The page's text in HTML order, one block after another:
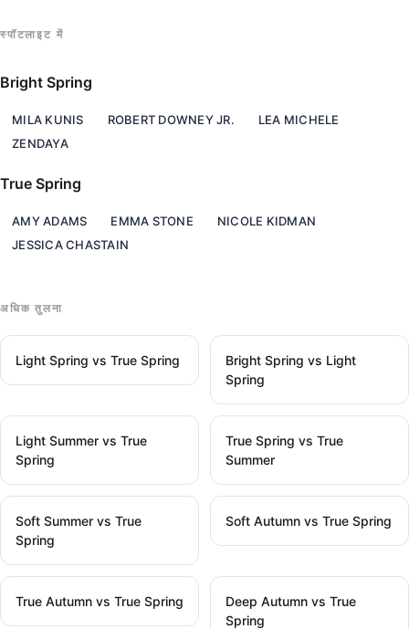
स्पॉटलाइट में
Bright Spring
MILA KUNIS ROBERT DOWNEY JR.
LEA MICHELE
ZENDAYA
True Spring
AMY ADAMS EMMA STONE
NICOLE KIDMAN
JESSICA CHASTAIN
अधिक तुलना
Light Spring vs True Spring
Bright Spring vs Light
Spring
Light Summer vs True
Spring
True Spring vs True
Summer
Soft Summer vs True
Spring
Soft Autumn vs True Spring
True Autumn vs True Spring
Deep Autumn vs True
Spring